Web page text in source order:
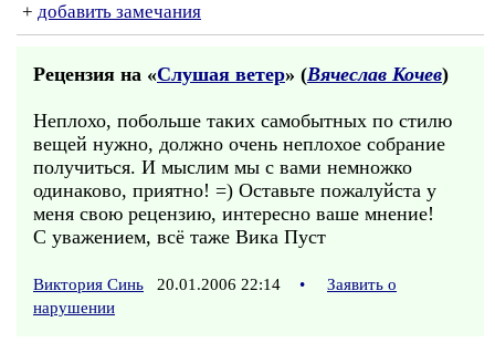
+ добавить замечания
Рецензия на «Слушая ветер» (Вячеслав Кочев)
Неплохо, побольше таких самобытных по стилю
вещей нужно, должно очень неплохое собрание
получиться. И мыслим мы с вами немножко
одинаково, приятно! =) Оставьте пожалуйста у
меня свою рецензию, интересно ваше мнение!
С уважением, всё таже Вика Пуст
Виктория Синь 20.01.2006 22:14 •
Заявить о
нарушении